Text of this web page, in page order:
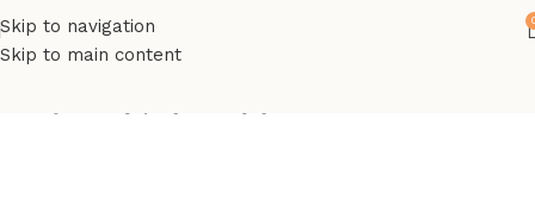
Skip to navigation
Skip to main content